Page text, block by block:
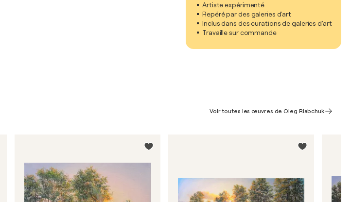
Artiste expérimenté
Repéré par des galeries d'art
Inclus dans des curations de galeries d'art
Travaille sur commande
Voir toutes les œuvres de Oleg Riabchuk